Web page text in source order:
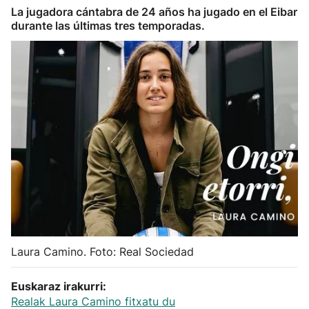
Remo
Baloncesto
Ciclismo
Herri-kirolak
Balonmano
Atletismo
Carreras de montaña
La jugadora cántabra de 24 años ha jugado en el Eibar
durante las últimas tres temporadas.
Laura Camino. Foto: Real Sociedad
Euskaraz irakurri:
Realak Laura Camino fitxatu du